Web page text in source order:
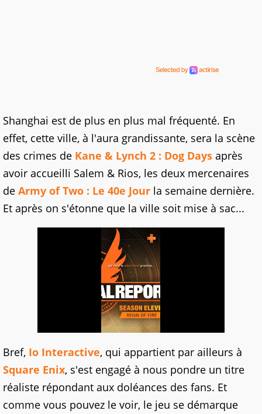
Shanghai est de plus en plus mal fréquenté. En
effet, cette ville, à l'aura grandissante, sera la scène
des crimes de Kane & Lynch 2 : Dog Days après
avoir accueilli Salem & Rios, les deux mercenaires
de Army of Two : Le 40e Jour la semaine dernière.
Et après on s'étonne que la ville soit mise à sac...
Bref, Io Interactive, qui appartient par ailleurs à
Square Enix, s'est engagé à nous pondre un titre
réaliste répondant aux doléances des fans. Et
comme vous pouvez le voir, le jeu se démarque